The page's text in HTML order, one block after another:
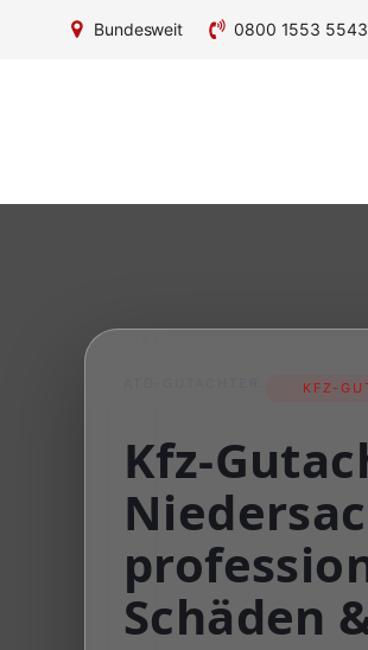
Bundesweit 0800 1553 5543
KFZ-
Kfz-
Schäden